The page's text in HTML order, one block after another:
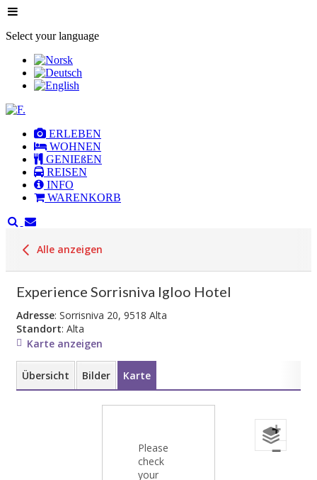
Select your language
ERLEBEN
WOHNEN
GENIEßEN
REISEN
INFO
WARENKORB
Alle anzeigen
Experience Sorrisniva Igloo Hotel
Adresse: Sorrisniva 20, 9518 Alta
Standort: Alta
Karte anzeigen
Übersicht Bilder Karte
Please
check
your
+
−